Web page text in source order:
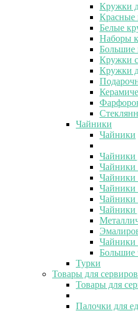
Кружки
Красные
Белые
Наборы
Большие
Кружки
Кружки
Чайники
Чайники
Чайники
Чайники
Чайники
Чайники
Чайники
Чайники
Чайники
Большие
Турки
Товары для
Товары для
Палочки для